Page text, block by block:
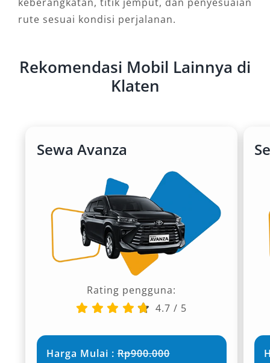
keberangkatan, titik jemput, dan penyesuaian
rute sesuai kondisi perjalanan.
Rekomendasi Mobil Lainnya di
Klaten
Sewa Avanza
Rating pengguna:
4.7 / 5
Harga Mulai :Rp900.000